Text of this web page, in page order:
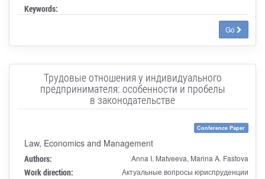
Keywords:
Go
Трудовые отношения у индивидуального
предпринимателя: особенности и пробелы
в законодательстве
Conference Paper
Law, Economics and Management
Authors: Anna I. Matveeva, Marina A. Fastova
Work direction: Актуальные вопросы юриспруденции